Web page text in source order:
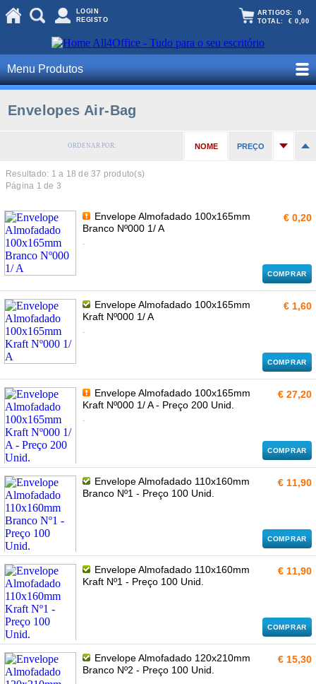
LOGIN
REGISTO
ARTIGOS: 0
TOTAL: € 0,00
Menu Produtos
Envelopes Air-Bag
ORDENAR POR: NOME PREÇO
Resultado: 1 a 18 de 37 produto(s)
Página 1 de 3
Envelope Almofadado 100x165mm
Branco Nº000 1/ A
.
€ 0,20
COMPRAR
Envelope Almofadado 100x165mm
Kraft Nº000 1/ A
.
€ 1,60
COMPRAR
Envelope Almofadado 100x165mm
Kraft Nº000 1/ A - Preço 200 Unid.
.
€ 27,20
COMPRAR
Envelope Almofadado 110x160mm
Branco Nº1 - Preço 100 Unid.
€ 11,90
COMPRAR
Envelope Almofadado 110x160mm
Kraft Nº1 - Preço 100 Unid.
€ 11,90
COMPRAR
Envelope Almofadado 120x210mm
Branco Nº2 - Preço 100 Unid.
€ 15,30